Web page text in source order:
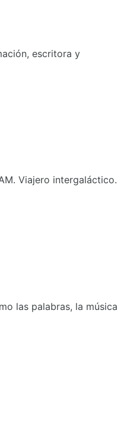
escritora y
Viajero intergaláctico.
las palabras, la música